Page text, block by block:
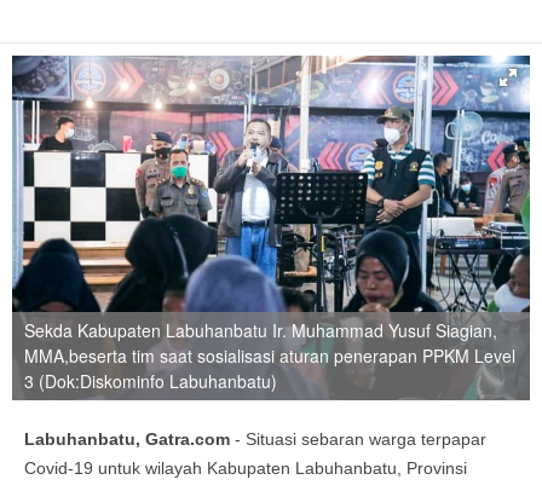
Sekda Kabupaten Labuhanbatu Ir. Muhammad Yusuf Siagian,
MMA,beserta tim saat sosialisasi aturan penerapan PPKM Level
3 (Dok:Diskominfo Labuhanbatu)
Labuhanbatu, Gatra.com - Situasi sebaran warga terpapar
Covid-19 untuk wilayah Kabupaten Labuhanbatu, Provinsi